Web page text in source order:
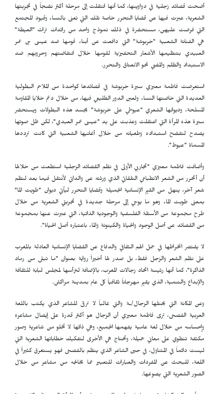
أضحت قصائد زجلية في دواوينها، كما أنها انتقلت إلى مرحلة أكثر نضجاً في تجربتها
الشعرية، عبرت فيها عن قضايا التحرر خاصة تلك التي تعنى بالنساء وقيود المجتمع
التي فرضت عليهن، مستحضرة في ذلك نموذج واحد من رائدات تراث "العيطة"
هي الفنانة الشعبية "خربوشة" التي دافعت عن أبناء قومها ضد عيسى بن عمر
العبيدي بتنظيمها الأشعار التحفيزية لقومها خلال انتفاضتهم وحروبهم ضد
الاستبداد والظلم والمضي نحو الانعتاق والتحرر.
استعرضت فاطمة معيزي سيرة خربوشة في قصائدها كواحدة من الملاحم البطولية
العديدة التي خاضتها النساء ولعبن الدور الطليعي فيها، من خلال دعم خلايا المقاومة
المسلحة، وديوانها الشعري "عيوطي على خربوشة" يجسد هذه البطولات ويستحضر
سيرة هذه المرأة التي اعتقلت وعذبت على يد "عيسى عمر العبدي"، لكن ظل صوتها
يصدح لتفضح استبداده وطغيانه من خلال أغانيها الشعبية التي كانت ترددها
المسماة "عيوط".
وأضافت فاطمة معيزي "تجاربي الأولى في نظم القصائد الزجلية استطعت من خلالها
أن أتحرر من الشعر الانطباعي التلقائي الذي ورثته عن والداتي لأنتقل فيما بعد لنظم
شعر آخر، ينهل من القيم الإنسانية الجميلة وقضايا التحرر ليأتي ديوان "طويت الما"
بمعنى طوبت الماء وهو ما يوحي إلى مرحلة جديدة في تجربتي الشعرية من خلال
طرح مجموعة من الأسئلة الفلسفية والوجودية الذاتية، التي عبرت عنها بمجموعة
من القصائد عن أصل الوجود والحياة والكينونة والماء باعتباره أصل الحياة".
لا يقتصر انخراطها في حمل الهم الثقافي والدفاع عن القضايا الإنسانية العادلة بالمغرب
على نظم الشعر والزجل فقط، بل صدر لها أخيراً رواية بعنوان "ما تبقى من رماد
الذاكرة"، كما أنها رئيسة اتحاد زجالات المغرب، بالإضافة لترأسها لمجلس لبابة للثقافة
والإبداع والتنمية، الذي يقيم مهرجاناً ثقافياً كل عام بمدينة مراكش.
وعن المكانة التي يحتلها الزجال/ـة والتي غالباً لا ترقى للشاعر الذي يكتب باللغة
العربية الفصحى، ترى فاطمة معيزي أن الزجال هو أكثر قدرة على إيصال مشاعره
وإحساسه من خلال لغة عامية يفهمها الجميع، وهي ذاتها لا تخلو من شاعرية وصور
مكثفة تنطوي على معاني جميلة، وتحتاج هي الأخرى لتفكيك خطاباتها الشعرية التي
ليست دائماً في المتناول، في حين الشاعر الذي ينظم بالفصحى فهو يستغرق كثيراً في
اللغة، للبحث عن المفردات والعبارات للتعبير عما يخالجه من مشاعر من خلال
الصور الشعرية التي يصوغها.